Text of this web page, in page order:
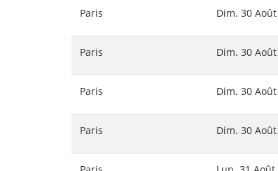
Paris Dim. 30
Paris Dim. 30
Paris Dim. 30
Paris Dim. 30